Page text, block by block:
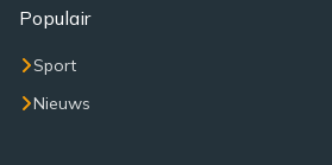
Populair
Sport
Nieuws